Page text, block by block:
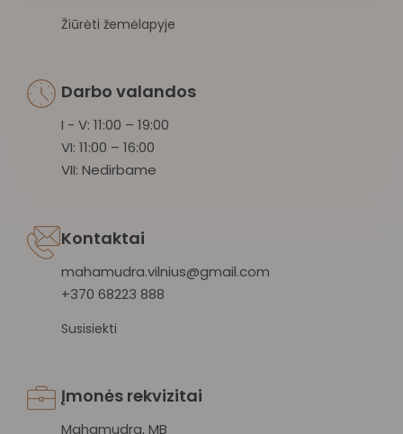
Žiūrėti žemėlapyje
Darbo valandos
I - V: 11:00 – 19:00
VI: 11:00 – 16:00
VII: Nedirbame
Kontaktai
mahamudra.vilnius@gmail.com
+370 68223 888
Susisiekti
Įmonės rekvizitai
Mahamudra, MB